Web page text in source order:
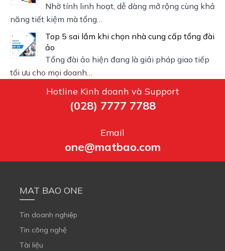
Nhờ tính linh hoạt, dễ dàng mở rộng cùng khả
năng tiết kiệm mà tổng…
Top 5 sai lầm khi chọn nhà cung cấp tổng đài
ảo
Tổng đài ảo hiện đang là giải pháp giao tiếp
tối ưu cho mọi doanh…
Hotline Kinh doanh và Support
(028) 7777 7788
Email
one@matbao.com
MAT BAO ONE
Tin doanh nghiệp
Tin công nghệ
Tài liệu